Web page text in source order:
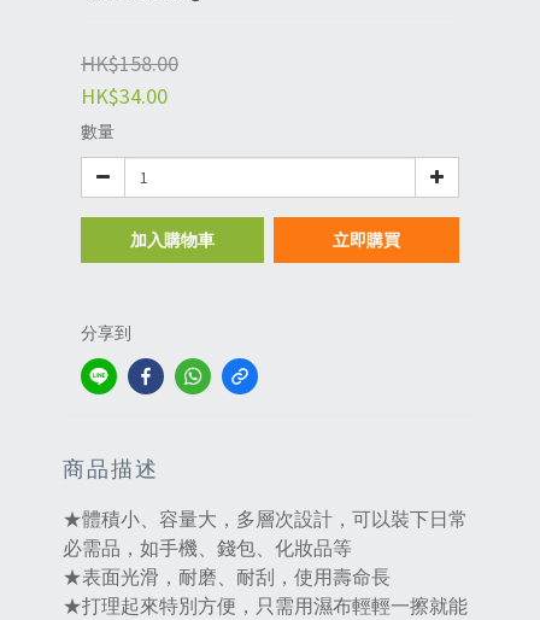
HK$158.00
HK$34.00
數量
加入購物車 立即購買
分享到
商品描述
★體積小、容量大，多層次設計，可以裝下日常
必需品，如手機、錢包、化妝品等‌
★表面光滑，耐磨、耐刮，使用壽命長‌
★打理起來特別方便，只需用濕布輕輕一擦就能